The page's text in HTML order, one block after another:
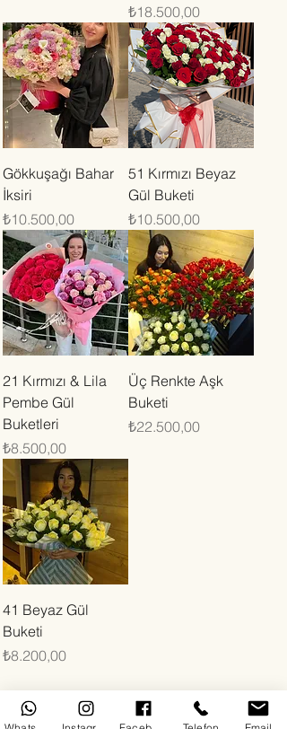
Fiyat
₺18.500,00
Gökkuşağı Bahar
İksiri
Fiyat
₺10.500,00
51 Kırmızı Beyaz
Gül Buketi
Fiyat
₺10.500,00
21 Kırmızı & Lila
Pembe Gül
Buketleri
Fiyat
₺8.500,00
Üç Renkte Aşk
Buketi
Fiyat
₺22.500,00
41 Beyaz Gül
Buketi
Fiyat
₺8.200,00